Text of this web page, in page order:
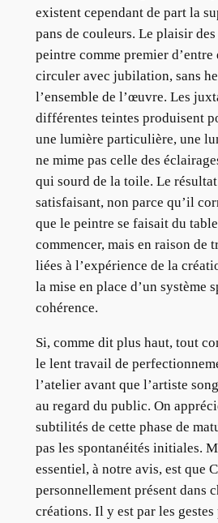
existent cependant de part la
pans de couleurs. Le plaisir
peintre comme premier
circuler avec jubilation, sans
l’ensemble de l’œuvre. Les
différentes teintes produisent
une lumière particulière, une
ne mime pas celle des
qui sourd de la toile. Le
satisfaisant, non parce qu’il
que le peintre se faisait du
commencer, mais en raison de
liées à l’expérience de la
la mise en place d’un système
cohérence.
Si, comme dit plus haut, tout
le lent travail de
l’atelier avant que l’artiste
au regard du public. On
subtilités de cette phase de
pas les spontanéités initiales.
essentiel, à notre avis, est que
personnellement présent dans
créations. Il y est par les